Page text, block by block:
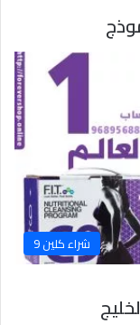
شراء كلين 9